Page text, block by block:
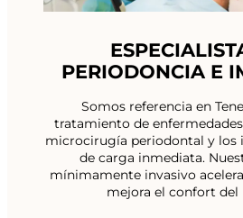
PERIODONCIA E
Somos referencia en
tratamiento de
microcirugía periodontal y los
de carga inmediata.
mínimamente invasivo
mejora el confort del